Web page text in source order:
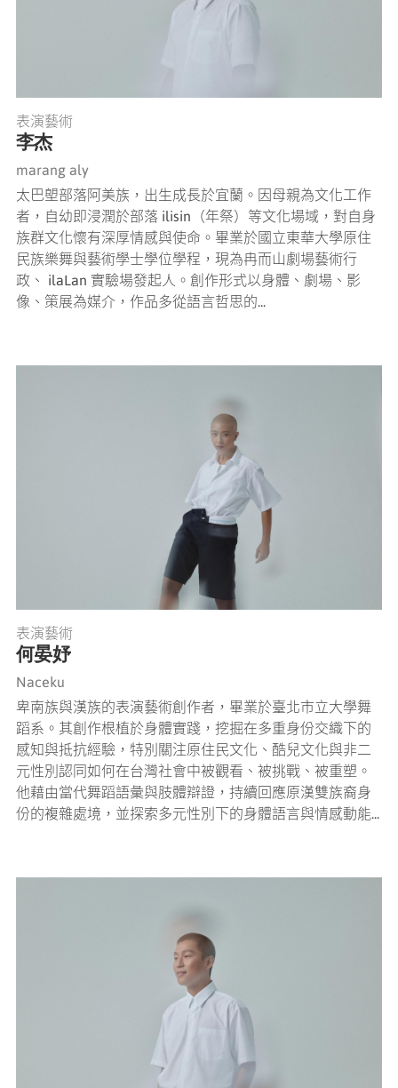
表演藝術
李杰
marang aly
太巴塱部落阿美族，出生成長於宜蘭。因母親為文化工作
者，自幼即浸潤於部落 ilisin（年祭）等文化場域，對自身
族群文化懷有深厚情感與使命。畢業於國立東華大學原住
民族樂舞與藝術學士學位學程，現為冉而山劇場藝術行
政、 ilaLan 實驗場發起人。創作形式以身體、劇場、影
像、策展為媒介，作品多從語言哲思的...
表演藝術
何晏妤
Naceku
卑南族與漢族的表演藝術創作者，畢業於臺北市立大學舞
蹈系。其創作根植於身體實踐，挖掘在多重身份交織下的
感知與抵抗經驗，特別關注原住民文化、酷兒文化與非二
元性別認同如何在台灣社會中被觀看、被挑戰、被重塑。
他藉由當代舞蹈語彙與肢體辯證，持續回應原漢雙族裔身
份的複雜處境，並探索多元性別下的身體語言與情感動能...